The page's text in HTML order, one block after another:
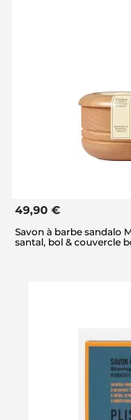
49,90 €
Savon à barbe sandalo
santal, bol & couvercle